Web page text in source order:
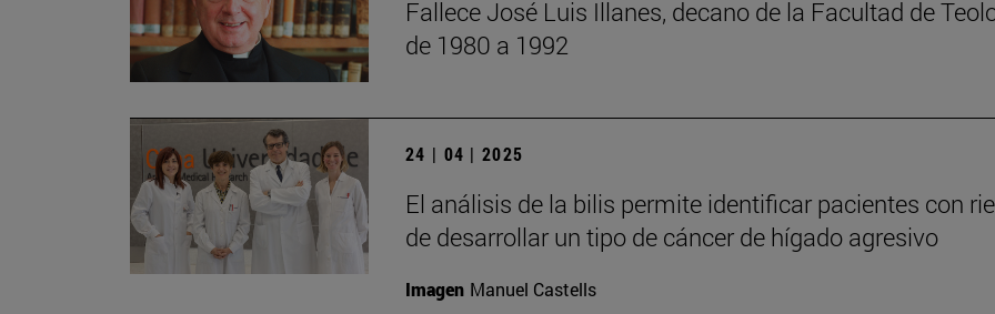
Fallece José Luis Illanes, decano de la Facultad de
de 1980 a 1992
24 | 04 | 2025
El análisis de la bilis permite identificar pacientes con
de desarrollar un tipo de cáncer de hígado agresivo
Imagen Manuel Castells